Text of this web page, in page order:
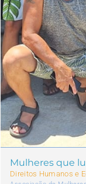
Mulheres que
Direitos Humanos e